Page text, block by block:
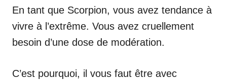
En tant que Scorpion, vous avez tendance à
vivre à l’extrême. Vous avez cruellement
besoin d’une dose de modération.
C’est pourquoi, il vous faut être avec